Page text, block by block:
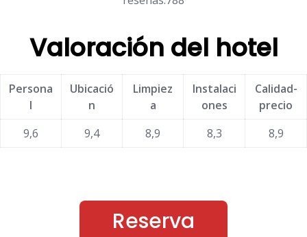
Valoración del hotel
Persona
l
Ubicació
n
Limpiez
a
Instalaci
ones
Calidad-
precio
9,6
9,4 8,9 8,3 8,9
Reserva